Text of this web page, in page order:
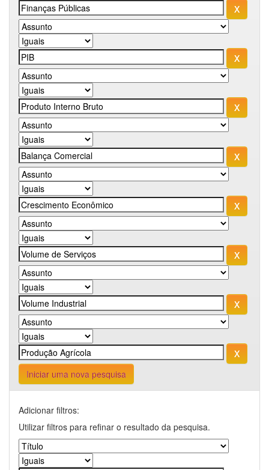
Iniciar uma nova pesquisa
Adicionar filtros:
Utilizar filtros para refinar o resultado da pesquisa.